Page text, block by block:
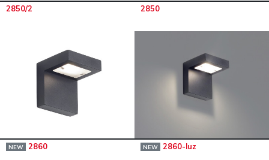
2850/2 2850
NEW 2860 NEW 2860-luz